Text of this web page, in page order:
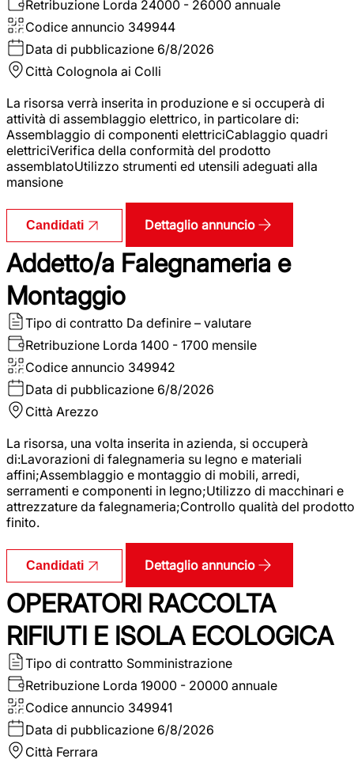
Retribuzione Lorda 24000 - 26000 annuale
Codice annuncio 349944
Data di pubblicazione 6/8/2026
Città Colognola ai Colli
La risorsa verrà inserita in produzione e si occuperà di
attività di assemblaggio elettrico, in particolare di:
Assemblaggio di componenti elettriciCablaggio quadri
elettriciVerifica della conformità del prodotto
assemblatoUtilizzo strumenti ed utensili adeguati alla
mansione
Candidati Dettaglio annuncio
Addetto/a Falegnameria e
Montaggio
Tipo di contratto Da definire – valutare
Retribuzione Lorda 1400 - 1700 mensile
Codice annuncio 349942
Data di pubblicazione 6/8/2026
Città Arezzo
La risorsa, una volta inserita in azienda, si occuperà
di:Lavorazioni di falegnameria su legno e materiali
affini;Assemblaggio e montaggio di mobili, arredi,
serramenti e componenti in legno;Utilizzo di macchinari e
attrezzature da falegnameria;Controllo qualità del prodotto
finito.
Candidati Dettaglio annuncio
OPERATORI RACCOLTA
RIFIUTI E ISOLA ECOLOGICA
Tipo di contratto Somministrazione
Retribuzione Lorda 19000 - 20000 annuale
Codice annuncio 349941
Data di pubblicazione 6/8/2026
Città Ferrara